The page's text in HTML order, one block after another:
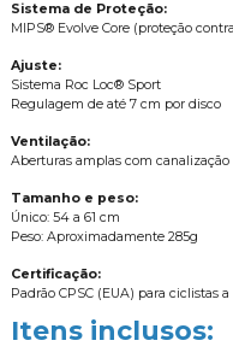
Sistema de Proteção:
MIPS® Evolve Core (proteção
Ajuste:
Sistema Roc Loc® Sport
Regulagem de até 7 cm por disco
Ventilação:
Aberturas amplas com
Tamanho e peso:
Único: 54 a 61 cm
Peso: Aproximadamente 285g
Certificação:
Padrão CPSC (EUA) para ciclistas
Itens inclusos: